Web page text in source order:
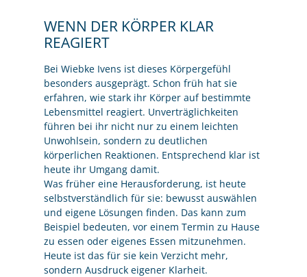
WENN DER KÖRPER KLAR
REAGIERT
Bei Wiebke Ivens ist dieses Körpergefühl
besonders ausgeprägt. Schon früh hat sie
erfahren, wie stark ihr Körper auf bestimmte
Lebensmittel reagiert. Unverträglichkeiten
führen bei ihr nicht nur zu einem leichten
Unwohlsein, sondern zu deutlichen
körperlichen Reaktionen. Entsprechend klar ist
heute ihr Umgang damit.
Was früher eine Herausforderung, ist heute
selbstverständlich für sie: bewusst auswählen
und eigene Lösungen finden. Das kann zum
Beispiel bedeuten, vor einem Termin zu Hause
zu essen oder eigenes Essen mitzunehmen.
Heute ist das für sie kein Verzicht mehr,
sondern Ausdruck eigener Klarheit.